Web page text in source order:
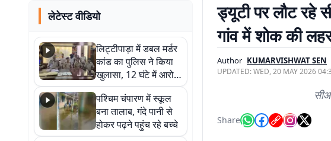
लेटेस्ट वीडियो
लिट्टीपाड़ा में डबल मर्डर
कांड का पुलिस ने किया
खुलासा, 12 घंटे में आरोपी
गिरफ्तार
पश्चिम चंपारण में स्कूल
बना तालाब, गंदे पानी से
होकर पढ़ने पहुंच रहे बच्चे
ड्यूटी पर लौट रहे
गांव में शोक की
Author KUMARVISHWAT SEN
UPDATED:WED, 20 MAY 2026
Share